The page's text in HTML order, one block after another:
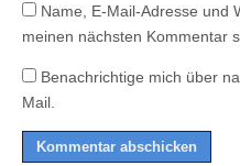
Name, E-Mail-Adresse und
meinen nächsten Kommentar
Benachrichtige mich über
Mail.